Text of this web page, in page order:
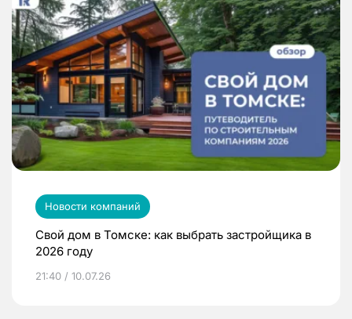
Новости компаний
Свой дом в Томске: как выбрать застройщика в
2026 году
21:40 / 10.07.26